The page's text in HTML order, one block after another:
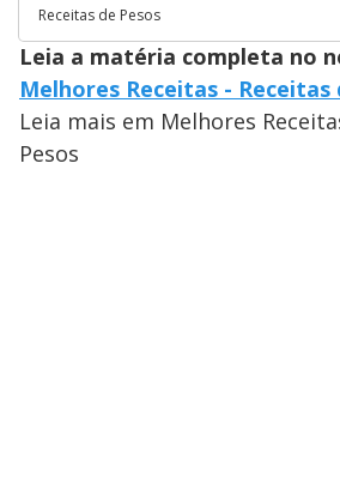
Receitas de Pesos
Leia a matéria completa no
Melhores Receitas - Receitas
Leia mais em Melhores
Pesos